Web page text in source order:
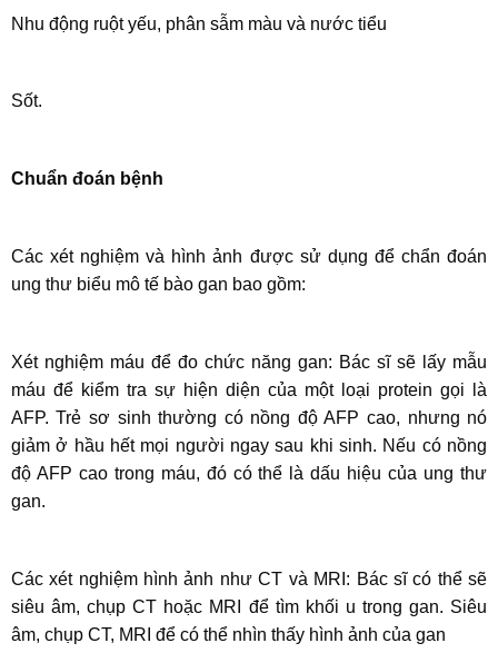
Nhu động ruột yếu, phân sẫm màu và nước tiểu
Sốt.
Chuẩn đoán bệnh
Các xét nghiệm và hình ảnh được sử dụng để chẩn đoán
ung thư biểu mô tế bào gan bao gồm:
Xét nghiệm máu để đo chức năng gan: Bác sĩ sẽ lấy mẫu
máu để kiểm tra sự hiện diện của một loại protein gọi là
AFP. Trẻ sơ sinh thường có nồng độ AFP cao, nhưng nó
giảm ở hầu hết mọi người ngay sau khi sinh. Nếu có nồng
độ AFP cao trong máu, đó có thể là dấu hiệu của ung thư
gan.
Các xét nghiệm hình ảnh như CT và MRI: Bác sĩ có thể sẽ
siêu âm, chụp CT hoặc MRI để tìm khối u trong gan. Siêu
âm, chụp CT, MRI để có thể nhìn thấy hình ảnh của gan